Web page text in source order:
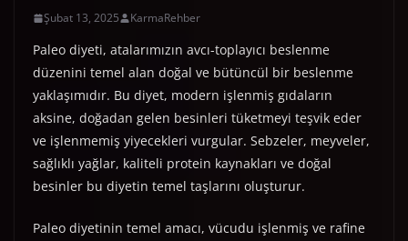
Şubat 13, 2025 KarmaRehber
Paleo diyeti, atalarımızın avcı-toplayıcı beslenme
düzenini temel alan doğal ve bütüncül bir beslenme
yaklaşımıdır. Bu diyet, modern işlenmiş gıdaların
aksine, doğadan gelen besinleri tüketmeyi teşvik eder
ve işlenmemiş yiyecekleri vurgular. Sebzeler, meyveler,
sağlıklı yağlar, kaliteli protein kaynakları ve doğal
besinler bu diyetin temel taşlarını oluşturur.
Paleo diyetinin temel amacı, vücudu işlenmiş ve rafine